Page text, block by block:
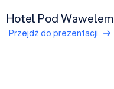
Hotel Pod Wawelem
Przejdź do prezentacji